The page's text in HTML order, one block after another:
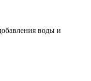
воды и